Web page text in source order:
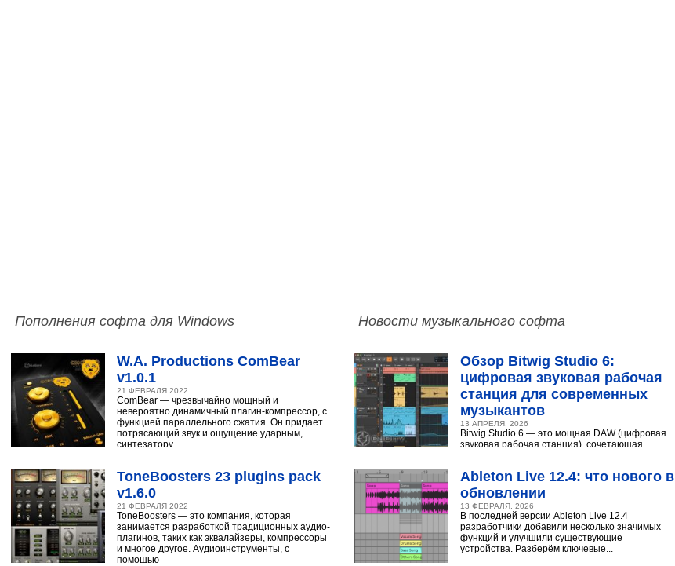
Пополнения софта для Windows
W.A. Productions ComBear
v1.0.1
21 ФЕВРАЛЯ 2022
ComBear — чрезвычайно мощный и
невероятно динамичный плагин-компрессор, с
функцией параллельного сжатия. Он придает
потрясающий звук и ощущение ударным,
синтезатору,
ToneBoosters 23 plugins pack
v1.6.0
21 ФЕВРАЛЯ 2022
ToneBoosters — это компания, которая
занимается разработкой традиционных аудио-
плагинов, таких как эквалайзеры, компрессоры
и многое другое. Аудиоинструменты, с
помощью
Новости музыкального софта
Обзор Bitwig Studio 6:
цифровая звуковая рабочая
станция для современных
музыкантов
13 АПРЕЛЯ, 2026
Bitwig Studio 6 — это мощная DAW (цифровая
звуковая рабочая станция), сочетающая
Ableton Live 12.4: что нового в
обновлении
13 ФЕВРАЛЯ, 2026
В последней версии Ableton Live 12.4
разработчики добавили несколько значимых
функций и улучшили существующие
устройства. Разберём ключевые...